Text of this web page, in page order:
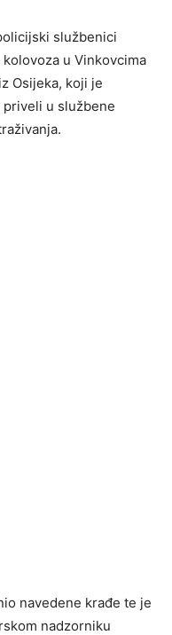
službenici
u Vinkovcima
Osijeka, koji je
u službene
navedene krađe te je
nadzorniku